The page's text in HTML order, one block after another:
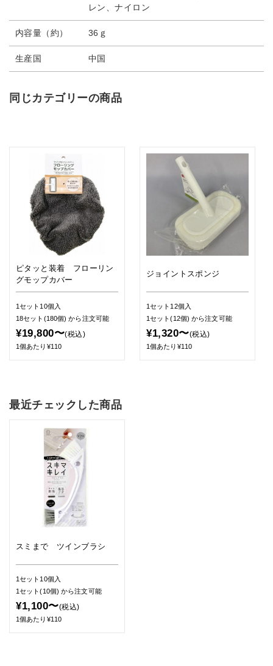
レン、ナイロン
内容量（約） 36ｇ
生産国 中国
同じカテゴリーの商品
ピタッと装着 フローリン
グモップカバー
1セット10個入
18セット(180個)から注文可能
¥19,800〜(税込)
1個あたり¥110
ジョイントスポンジ
1セット12個入
1セット(12個)から注文可能
¥1,320〜(税込)
1個あたり¥110
最近チェックした商品
スミまで ツインブラシ
1セット10個入
1セット(10個)から注文可能
¥1,100〜(税込)
1個あたり¥110